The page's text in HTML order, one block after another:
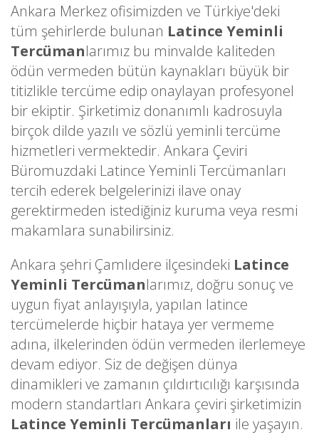
Ankara Merkez ofisimizden ve Türkiye'deki
tüm şehirlerde bulunan Latince Yeminli
Tercümanlarımız bu minvalde kaliteden
ödün vermeden bütün kaynakları büyük bir
titizlikle tercüme edip onaylayan profesyonel
bir ekiptir. Şirketimiz donanımlı kadrosuyla
birçok dilde yazılı ve sözlü yeminli tercüme
hizmetleri vermektedir. Ankara Çeviri
Büromuzdaki Latince Yeminli Tercümanları
tercih ederek belgelerinizi ilave onay
gerektirmeden istediğiniz kuruma veya resmi
makamlara sunabilirsiniz.
Ankara şehri Çamlıdere ilçesindeki Latince
Yeminli Tercümanlarımız, doğru sonuç ve
uygun fiyat anlayışıyla, yapılan latince
tercümelerde hiçbir hataya yer vermeme
adına, ilkelerinden ödün vermeden ilerlemeye
devam ediyor. Siz de değişen dünya
dinamikleri ve zamanın çıldırtıcılığı karşısında
modern standartları Ankara çeviri şirketimizin
Latince Yeminli Tercümanları ile yaşayın.